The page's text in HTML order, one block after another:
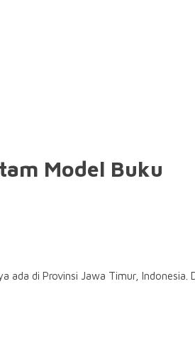
Model Buku
ada di Provinsi Jawa Timur, Indonesia.